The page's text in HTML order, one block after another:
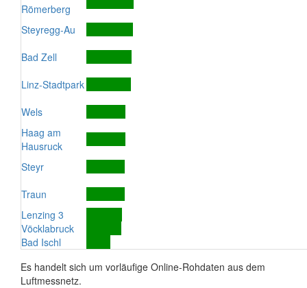
Römerberg
Steyregg-Au
Bad Zell
Linz-Stadtpark
Wels
Haag am
Hausruck
Steyr
Traun
Lenzing 3
Vöcklabruck
Bad Ischl
Es handelt sich um vorläufige Online-Rohdaten aus dem
Luftmessnetz.